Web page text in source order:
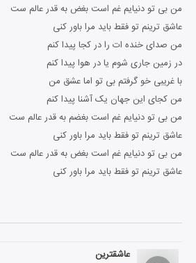
من بی تو دنیایم غم است بغض به قدر عالم ست
عاشق ترینم تو فقط باید مرا باور کنی
من صدای خنده ات را در کجا پیدا کنم
در زمین جاری شوم یا در هوا پیدا کنم
با غریبی خو گرفتم بی تو اما عشق من
من کجای این جهان یک آشنا پیدا کنم
من بی تو دنیایم غم است بغضم به قدر عالم ست
عاشق ترینم تو فقط باید مرا باور کنی
من بی تو دنیایم غم است بغض به قدر عالم ست
عاشق ترینم تو فقط باید مرا باور کنی
عاشقترین